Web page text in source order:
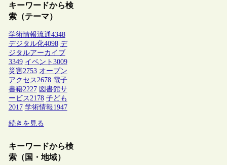
キーワードから検
索（テーマ）
学術情報流通4348
デジタル化4098 デ
ジタルアーカイブ
3349 イベント 3009
災害2753 オープン
アクセス2678 電子
書籍2227 図書館サ
ービス2178 子ども
2017 学術情報1947
続きを見る
キーワードから検
索（国・地域）